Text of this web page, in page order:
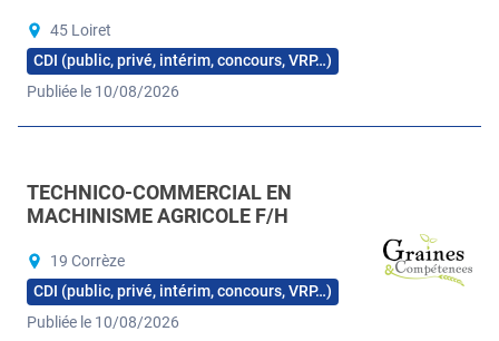
45 Loiret
CDI (public, privé, intérim, concours, VRP…)
Publiée le 10/08/2026
TECHNICO-COMMERCIAL EN
MACHINISME AGRICOLE F/H
19 Corrèze
CDI (public, privé, intérim, concours, VRP…)
Publiée le 10/08/2026